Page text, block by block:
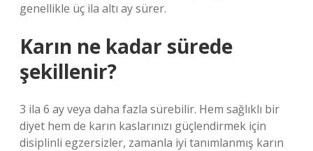
genellikle üç ila altı ay sürer.
Karın ne kadar sürede
şekillenir?
3 ila 6 ay veya daha fazla sürebilir. Hem sağlıklı bir
diyet hem de karın kaslarınızı güçlendirmek için
disiplinli egzersizler, zamanla iyi tanımlanmış karın